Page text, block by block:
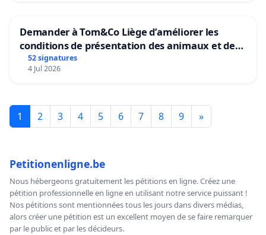
Demander à Tom&Co Liège d’améliorer les
conditions de présentation des animaux et de
mettre fin à la vente d’animaux en magasin
52 signatures
4 Jul 2026
1 2 3 4 5 6 7 8 9 »
Petitionenligne.be
Nous hébergeons gratuitement les pétitions en ligne. Créez une
pétition professionnelle en ligne en utilisant notre service puissant !
Nos pétitions sont mentionnées tous les jours dans divers médias,
alors créer une pétition est un excellent moyen de se faire remarquer
par le public et par les décideurs.